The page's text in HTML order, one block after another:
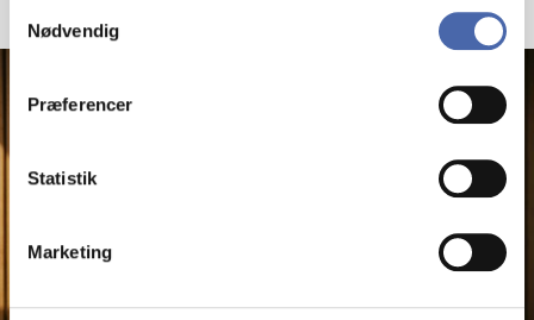
markedsføring. Du bestemmer selv - og kan altid trække
Nødvendig
Præferencer
Statistik
Marketing